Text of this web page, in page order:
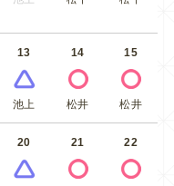
13
池上
14
松井
15
松井
20 21 22